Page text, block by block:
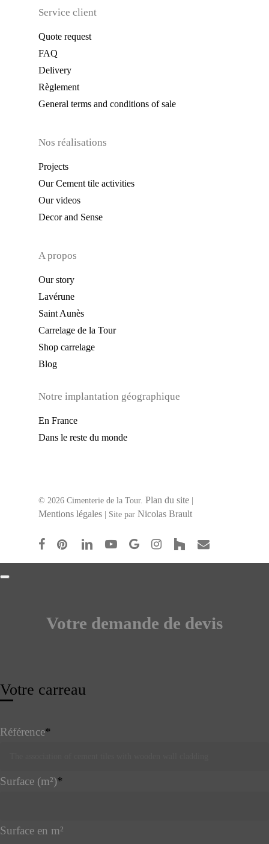
Service client
Quote request
FAQ
Delivery
Règlement
General terms and conditions of sale
Nos réalisations
Projects
Our Cement tile activities
Our videos
Decor and Sense
A propos
Our story
Lavérune
Saint Aunès
Carrelage de la Tour
Shop carrelage
Blog
Notre implantation géographique
En France
Dans le reste du monde
© 2026 Cimenterie de la Tour. Plan du site
Mentions légales | Site par Nicolas Brault
facebookpinterestlinkedinyoutubegoogle-instagram
houzz email
Votre demande de devis
Votre carreau
Référence*
Surface (m²)*
Surface en m²